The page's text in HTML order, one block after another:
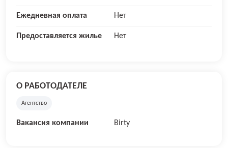
Ежедневная оплата Нет
Предоставляется жилье Нет
О РАБОТОДАТЕЛЕ
Агентство
Вакансия компании Birty